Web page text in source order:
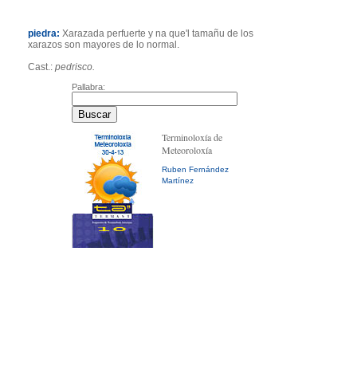
piedra: Xarazada perfuerte y na que'l tamañu de los
xarazos son mayores de lo normal.
Cast.: pedrisco.
Pallabra:
Terminoloxía de
Meteoroloxía
Ruben Fernández
Martínez